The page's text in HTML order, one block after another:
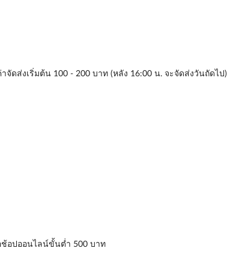
ดส่งเริ่มต้น 100 - 200 บาท (หลัง 16:00 น. จะจัดส่งวันถัดไป)
ช้อปออนไลน์ขั้นต่ำ 500 บาท